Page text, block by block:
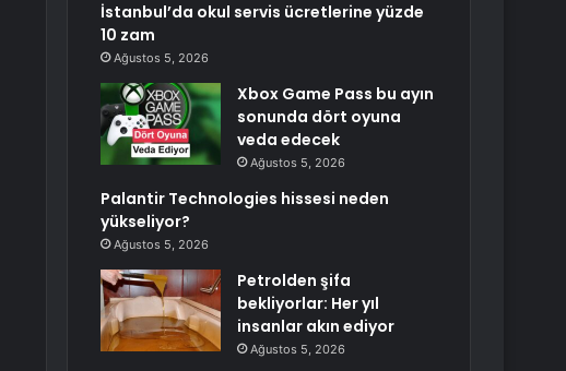
İstanbul’da okul servis ücretlerine yüzde
10 zam
Ağustos 5, 2026
Xbox Game Pass bu ayın
sonunda dört oyuna
veda edecek
Ağustos 5, 2026
Palantir Technologies hissesi neden
yükseliyor?
Ağustos 5, 2026
Petrolden şifa
bekliyorlar: Her yıl
insanlar akın ediyor
Ağustos 5, 2026